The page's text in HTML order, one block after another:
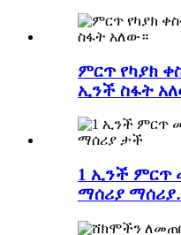
ምርጥ የካያክ
ኢንች ስፋት
1 ኢንች ምርጥ
ማሰሪያ